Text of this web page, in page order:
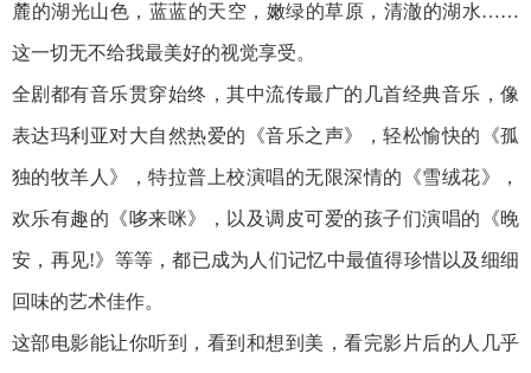
麓的湖光山色，蓝蓝的天空，嫩绿的草原，清澈的湖水……
这一切无不给我最美好的视觉享受。
全剧都有音乐贯穿始终，其中流传最广的几首经典音乐，像
表达玛利亚对大自然热爱的《音乐之声》，轻松愉快的《孤
独的牧羊人》，特拉普上校演唱的无限深情的《雪绒花》，
欢乐有趣的《哆来咪》，以及调皮可爱的孩子们演唱的《晚
安，再见!》等等，都已成为人们记忆中最值得珍惜以及细细
回味的艺术佳作。
这部电影能让你听到，看到和想到美，看完影片后的人几乎